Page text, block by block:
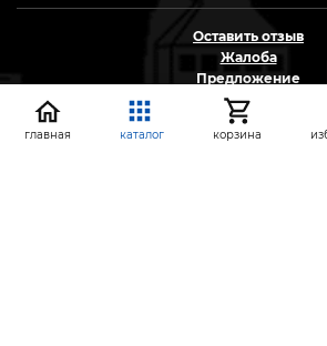
Оставить отзыв
Жалоба
Предложение
На информационном ресурсе
рекомендательные
главная каталог корзина